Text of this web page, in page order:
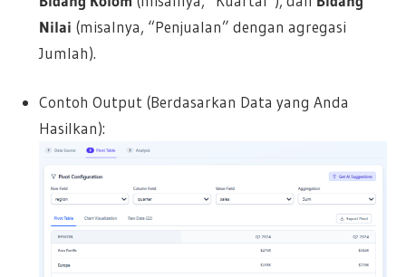
Nilai (misalnya, “Penjualan” dengan agregasi
Jumlah).
Contoh Output (Berdasarkan Data yang Anda
Hasilkan):